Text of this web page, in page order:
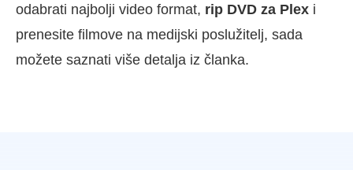
odabrati najbolji video format, rip DVD za Plex i
prenesite filmove na medijski poslužitelj, sada
možete saznati više detalja iz članka.